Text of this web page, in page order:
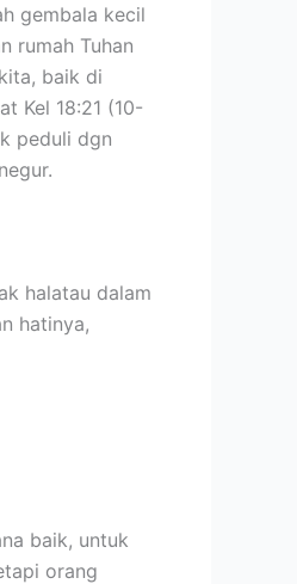
gembala kecil
rumah Tuhan
baik di
Kel 18:21 (10-
peduli dgn
halatau dalam
hatinya,
baik, untuk
orang